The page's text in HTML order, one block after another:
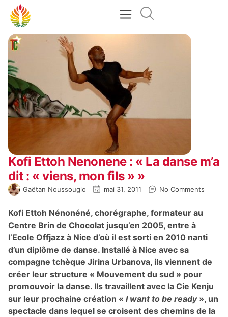
Kofi Ettoh Nenonene : « La danse m’a
dit : « viens, mon fils » »
Gaëtan Noussouglo mai 31, 2011 No Comments
Kofi Ettoh Nénonéné, chorégraphe, formateur au
Centre Brin de Chocolat jusqu’en 2005, entre à
l’Ecole Offjazz à Nice d’où il est sorti en 2010 nanti
d’un diplôme de danse. Installé à Nice avec sa
compagne tchèque Jirina Urbanova, ils viennent de
créer leur structure « Mouvement du sud » pour
promouvoir la danse. Ils travaillent avec la Cie Kenju
sur leur prochaine création « I want to be ready», un
spectacle dans lequel se croisent des chemins de la